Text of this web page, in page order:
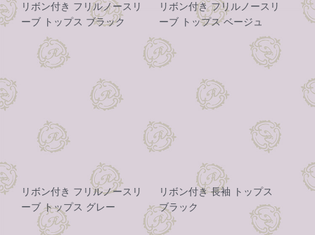
リボン付き フリルノースリ
ーブ トップス ブラック
リボン付き フリルノースリ
ーブ トップス ベージュ
リボン付き フリルノースリ
ーブ トップス グレー
リボン付き 長袖 トップス
ブラック